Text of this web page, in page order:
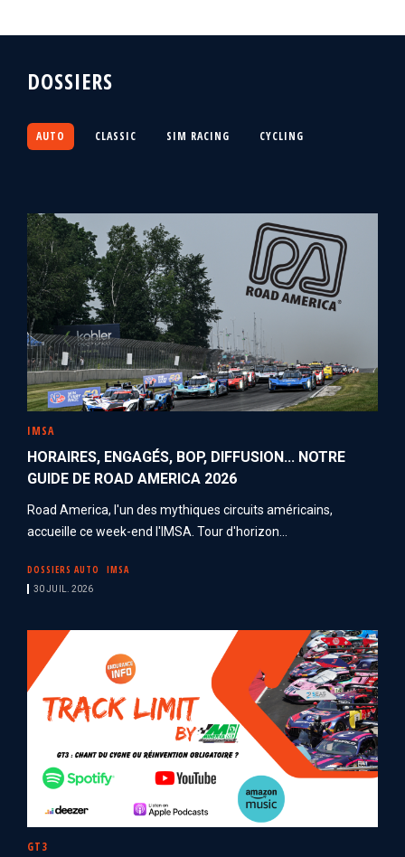
DOSSIERS
AUTO CLASSIC SIM RACING CYCLING
IMSA
HORAIRES, ENGAGÉS, BOP, DIFFUSION... NOTRE
GUIDE DE ROAD AMERICA 2026
Road America, l'un des mythiques circuits américains,
accueille ce week-end l'IMSA. Tour d'horizon...
DOSSIERS AUTO IMSA
30 JUIL. 2026
GT3